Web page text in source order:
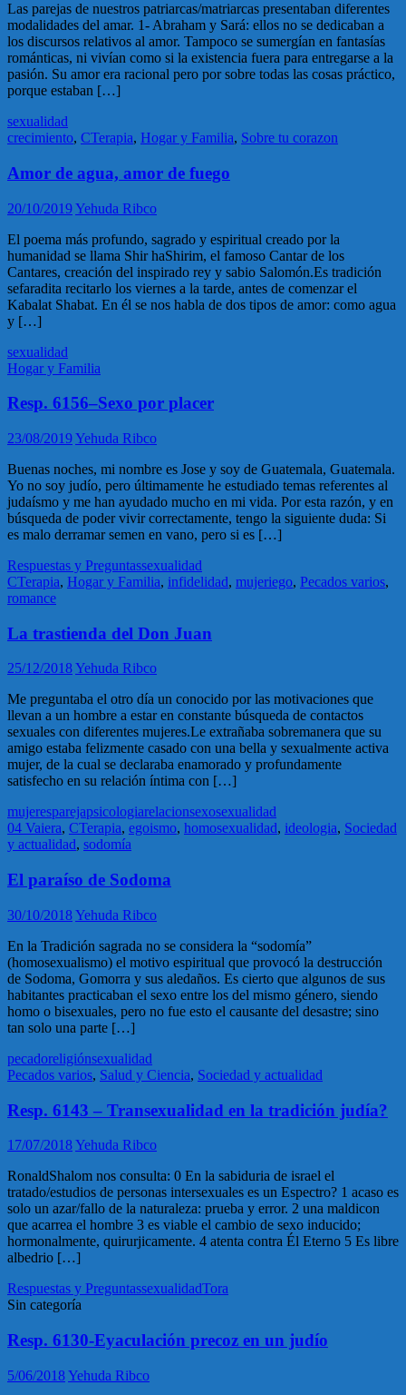
Las parejas de nuestros patriarcas/matriarcas presentaban diferentes
modalidades del amar. 1- Abraham y Sará: ellos no se dedicaban a
los discursos relativos al amor. Tampoco se sumergían en fantasías
románticas, ni vivían como si la existencia fuera para entregarse a la
pasión. Su amor era racional pero por sobre todas las cosas práctico,
porque estaban […]
sexualidad
crecimiento, CTerapia, Hogar y Familia, Sobre tu corazon
Amor de agua, amor de fuego
20/10/2019Yehuda Ribco
El poema más profundo, sagrado y espiritual creado por la
humanidad se llama Shir haShirim, el famoso Cantar de los
Cantares, creación del inspirado rey y sabio Salomón.Es tradición
sefaradita recitarlo los viernes a la tarde, antes de comenzar el
Kabalat Shabat. En él se nos habla de dos tipos de amor: como agua
y […]
sexualidad
Hogar y Familia
Resp. 6156–Sexo por placer
23/08/2019Yehuda Ribco
Buenas noches, mi nombre es Jose y soy de Guatemala, Guatemala.
Yo no soy judío, pero últimamente he estudiado temas referentes al
judaísmo y me han ayudado mucho en mi vida. Por esta razón, y en
búsqueda de poder vivir correctamente, tengo la siguiente duda: Si
es malo derramar semen en vano, pero si es […]
Respuestas y Preguntassexualidad
CTerapia, Hogar y Familia, infidelidad, mujeriego, Pecados varios,
romance
La trastienda del Don Juan
25/12/2018Yehuda Ribco
Me preguntaba el otro día un conocido por las motivaciones que
llevan a un hombre a estar en constante búsqueda de contactos
sexuales con diferentes mujeres.Le extrañaba sobremanera que su
amigo estaba felizmente casado con una bella y sexualmente activa
mujer, de la cual se declaraba enamorado y profundamente
satisfecho en su relación íntima con […]
mujeresparejapsicologiarelacionsexosexualidad
04 Vaiera, CTerapia, egoismo, homosexualidad, ideologia, Sociedad
y actualidad, sodomía
El paraíso de Sodoma
30/10/2018Yehuda Ribco
En la Tradición sagrada no se considera la “sodomía”
(homosexualismo) el motivo espiritual que provocó la destrucción
de Sodoma, Gomorra y sus aledaños. Es cierto que algunos de sus
habitantes practicaban el sexo entre los del mismo género, siendo
homo o bisexuales, pero no fue esto el causante del desastre; sino
tan solo una parte […]
pecadoreligiónsexualidad
Pecados varios, Salud y Ciencia, Sociedad y actualidad
Resp. 6143 – Transexualidad en la tradición judía?
17/07/2018Yehuda Ribco
RonaldShalom nos consulta: 0 En la sabiduria de israel el
tratado/estudios de personas intersexuales es un Espectro? 1 acaso es
solo un azar/fallo de la naturaleza: prueba y error. 2 una maldicon
que acarrea el hombre 3 es viable el cambio de sexo inducido;
hormonalmente, quirurjicamente. 4 atenta contra Él Eterno 5 Es libre
albedrio […]
Respuestas y PreguntassexualidadTora
Sin categoría
Resp. 6130-Eyaculación precoz en un judío
5/06/2018Yehuda Ribco